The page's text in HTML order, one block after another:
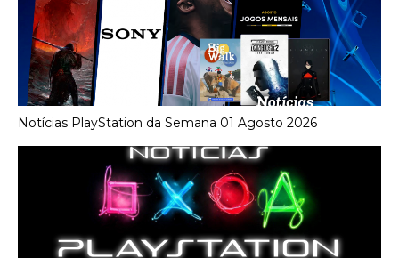
Notícias PlayStation da Semana 01 Agosto 2026